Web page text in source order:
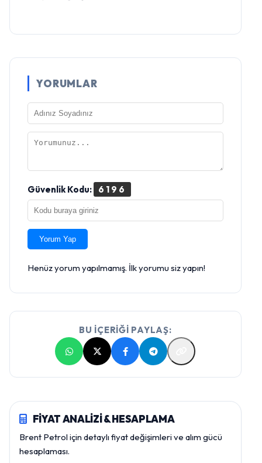
YORUMLAR
Güvenlik Kodu: 6196
Yorum Yap
Henüz yorum yapılmamış. İlk yorumu siz yapın!
BU İÇERİĞİ PAYLAŞ:
FİYAT ANALİZİ & HESAPLAMA
Brent Petrol için detaylı fiyat değişimleri ve alım gücü
hesaplaması.